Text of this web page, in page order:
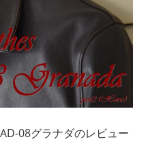
08グラナダのレビュー